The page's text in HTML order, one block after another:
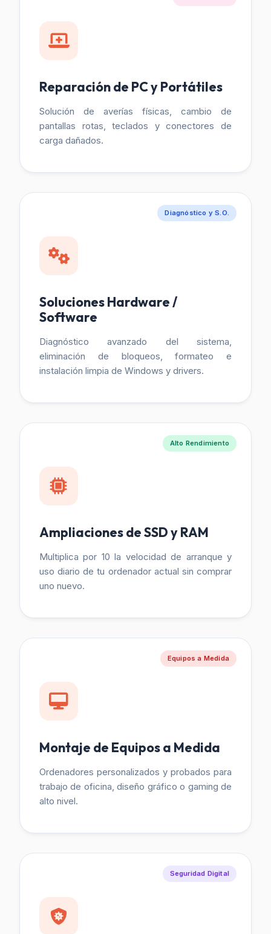
Reparación de PC y Portátiles
Solución de averías físicas, cambio de
pantallas rotas, teclados y conectores de
carga dañados.
Diagnóstico y S.O.
Soluciones Hardware /
Software
Diagnóstico avanzado del sistema,
eliminación de bloqueos, formateo e
instalación limpia de Windows y drivers.
Alto Rendimiento
Ampliaciones de SSD y RAM
Multiplica por 10 la velocidad de arranque y
uso diario de tu ordenador actual sin comprar
uno nuevo.
Equipos a Medida
Montaje de Equipos a Medida
Ordenadores personalizados y probados para
trabajo de oficina, diseño gráfico o gaming de
alto nivel.
Seguridad Digital